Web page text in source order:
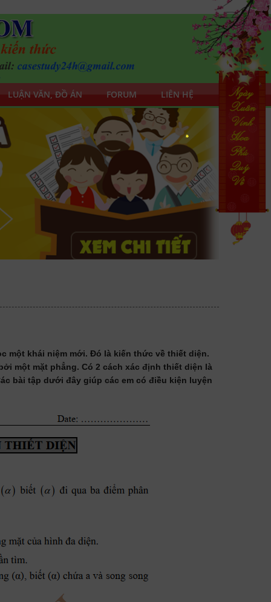
LUẬN VĂN, ĐỒ ÁN FORUM LIÊN HỆ
một khái niệm mới. Đó là kiến thức về thiết diện.
một mặt phẳng. Có 2 cách xác định thiết diện là
bài tập dưới đây giúp các em có điều kiện luyện